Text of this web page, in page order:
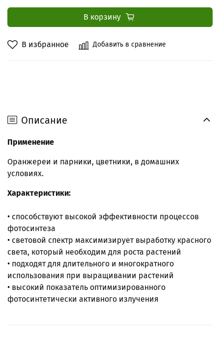
В избранное Добавить в сравнение
Вес брутто 185 г
В корзину
Описание
Применение
Оранжереи и парники, цветники, в домашних
условиях.
Характеристики:
• способствуют высокой эффективности процессов
фотосинтеза
• световой спектр максимизирует выработку красного
света, который необходим для роста растений
• подходят для длительного и многократного
использования при выращивании растений
• высокий показатель оптимизированного
фотосинтетически активного излучения